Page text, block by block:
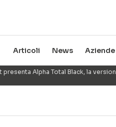
Articoli News Aziende
presenta Alpha Total Black, la